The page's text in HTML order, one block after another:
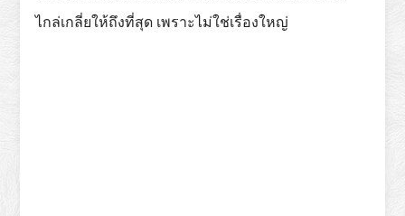
ไกล่เกลี่ยให้ถึงที่สุด เพราะไม่ใช่เรื่องใหญ่